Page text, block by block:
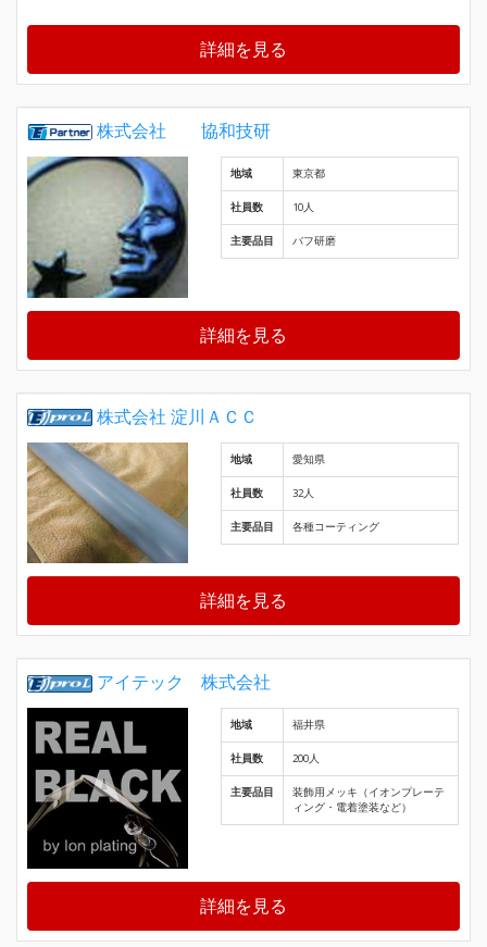
詳細を見る
株式会社 協和技研
地域 東京都
社員数 10人
主要品目 バフ研磨
詳細を見る
株式会社 淀川ＡＣＣ
地域 愛知県
社員数 32人
主要品目 各種コーティング
詳細を見る
アイテック 株式会社
地域 福井県
社員数 200人
主要品目
装飾用メッキ（イオンプレーテ
ィング・電着塗装など）
詳細を見る